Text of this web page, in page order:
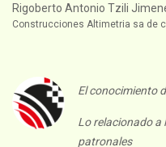
Rigoberto Antonio Tzili
Construcciones Altimetria sa de
El conocimiento
Lo relacionado a
patronales